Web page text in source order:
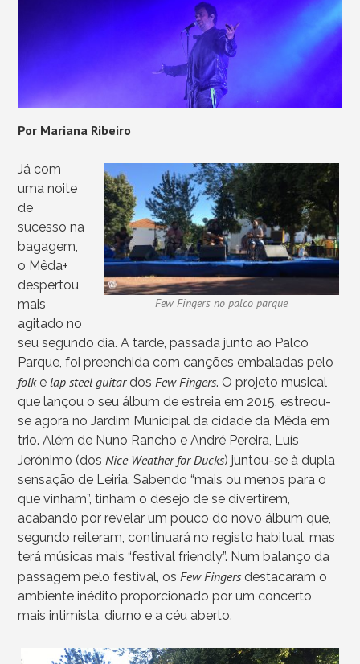
Por Mariana Ribeiro
Few Fingers no palco parque
Já com
uma noite
de
sucesso na
bagagem,
o Mêda+
despertou
mais
agitado no
seu segundo dia. A tarde, passada junto ao Palco
Parque, foi preenchida com canções embaladas pelo
folk elap steel guitar dos Few Fingers. O projeto musical
que lançou o seu álbum de estreia em 2015, estreou-
se agora no Jardim Municipal da cidade da Mêda em
trio. Além de Nuno Rancho e André Pereira, Luís
Jerónimo (dos Nice Weather for Ducks) juntou-se à dupla
sensação de Leiria. Sabendo “mais ou menos para o
que vinham”, tinham o desejo de se divertirem,
acabando por revelar um pouco do novo álbum que,
segundo reiteram, continuará no registo habitual, mas
terá músicas mais “festival friendly”. Num balanço da
passagem pelo festival, os Few Fingers destacaram o
ambiente inédito proporcionado por um concerto
mais intimista, diurno e a céu aberto.